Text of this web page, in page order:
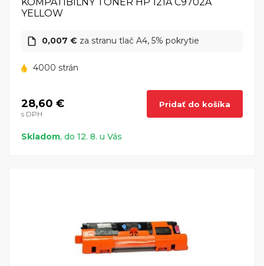
YELLOW
0,007 € za stranu tlač A4, 5% pokrytie
4000 strán
28,60 €
s DPH
Pridať do košíka
Skladom, do 12. 8. u Vás